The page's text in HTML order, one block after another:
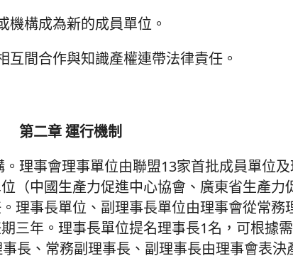
機構成為新的成員單位。
間合作與知識產權連帶法律責任。
第二章 運行機制
理事會理事單位由聯盟13家首批成員單位
（中國生產力促進中心協會、廣東省生產力
理事長單位、副理事長單位由理事會從常務
三年。理事長單位提名理事長1名，可根據
長、常務副理事長、副理事長由理事會表決